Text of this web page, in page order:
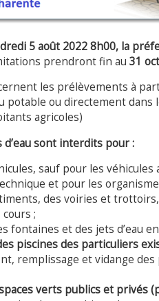
5 août 2022 8h00, la
prendront fin au 31
les prélèvements à
potable ou directement
agricoles)
sont interdits pour :
sauf pour les
et pour les
des voiries et
;
fontaines et des jets d’eau
piscines des particuliers
remplissage et vidange
verts publics et privés